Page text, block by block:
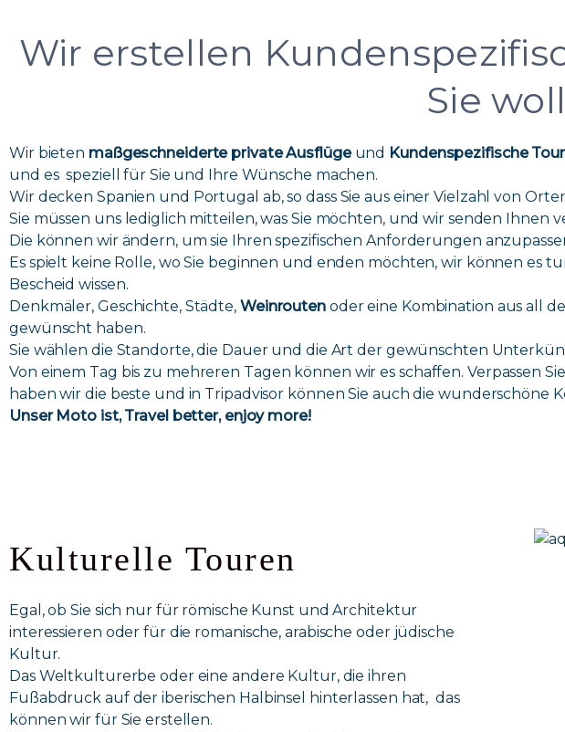
Wir erstellen
Sie
Wir bieten maßgeschneiderte private Ausflügeund Kundenspezifische
und es speziell für Sie und Ihre Wünsche machen.
Wir decken Spanien und Portugal ab, so dass Sie aus einer Vielzahl von
Sie müssen uns lediglich mitteilen, was Sie möchten, und wir senden Ihnen
Die können wir ändern, um sie Ihren spezifischen Anforderungen
Es spielt keine Rolle, wo Sie beginnen und enden möchten, wir können es
Bescheid wissen.
Denkmäler, Geschichte, Städte, Weinroutenoder eine Kombination aus all
gewünscht haben.
Sie wählen die Standorte, die Dauer und die Art der gewünschten
Von einem Tag bis zu mehreren Tagen können wir es schaffen. Verpassen
haben wir die beste und in Tripadvisor können Sie auch die wunderschöne
Unser Moto ist, Travel better, enjoy more!
Kulturelle Touren
Egal, ob Sie sich nur für römische Kunst und Architektur
interessieren oder für die romanische, arabische oder jüdische
Kultur.
Das Weltkulturerbe oder eine andere Kultur, die ihren
Fußabdruck auf der iberischen Halbinsel hinterlassen hat, das
können wir für Sie erstellen.